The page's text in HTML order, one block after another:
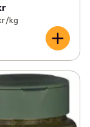
/kg